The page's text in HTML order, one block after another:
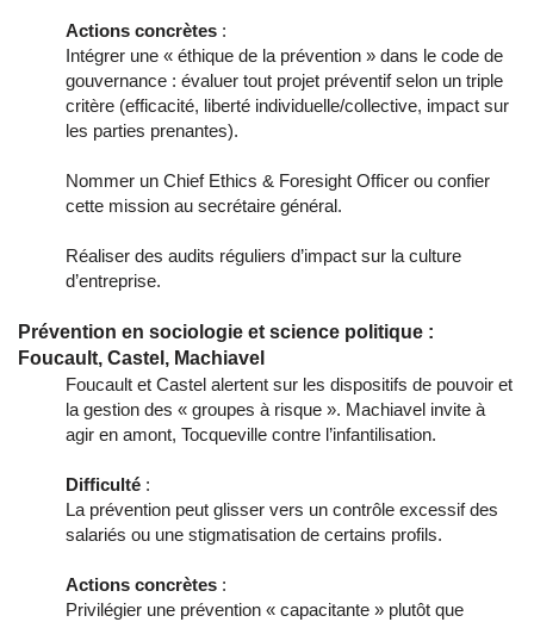
Actions concrètes :
Intégrer une « éthique de la prévention » dans le code de
gouvernance : évaluer tout projet préventif selon un triple
critère (efficacité, liberté individuelle/collective, impact sur
les parties prenantes).
Nommer un Chief Ethics & Foresight Officer ou confier
cette mission au secrétaire général.
Réaliser des audits réguliers d’impact sur la culture
d’entreprise.
Prévention en sociologie et science politique :
Foucault, Castel, Machiavel
Foucault et Castel alertent sur les dispositifs de pouvoir et
la gestion des « groupes à risque ». Machiavel invite à
agir en amont, Tocqueville contre l’infantilisation.
Difficulté :
La prévention peut glisser vers un contrôle excessif des
salariés ou une stigmatisation de certains profils.
Actions concrètes :
Privilégier une prévention « capacitante » plutôt que